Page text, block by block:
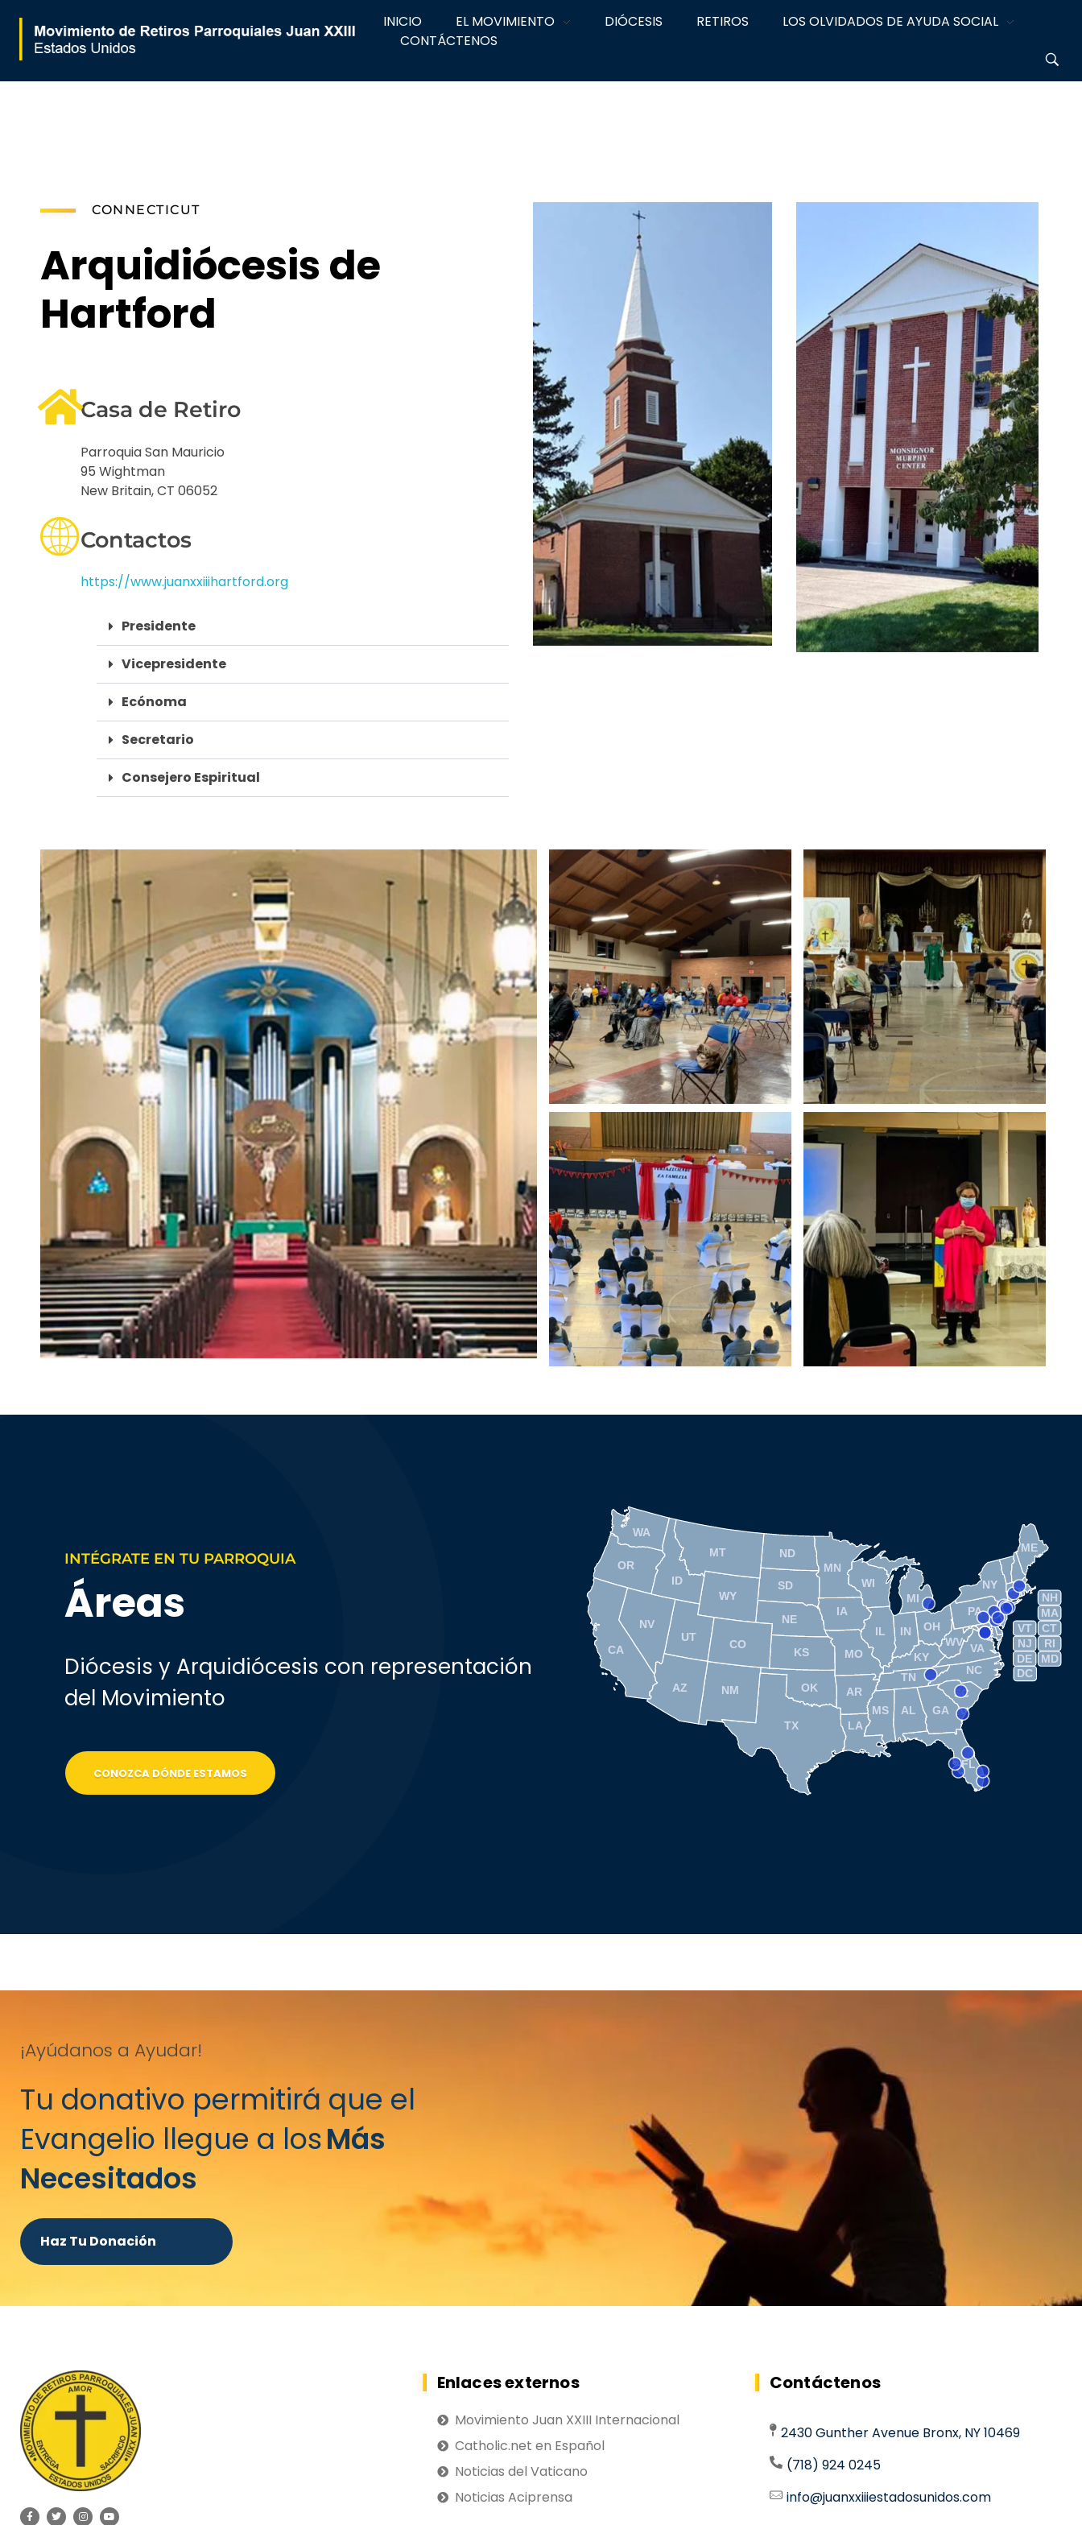
INICIO EL MOVIMIENTO DIÓCESIS RETIROS
LOS OLVIDADOS DE AYUDA SOCIAL
CONTÁCTENOS
CONNECTICUT
Arquidiócesis de
Hartford
Casa de Retiro
Parroquia San Mauricio
95 Wightman
New Britain, CT 06052
Contactos
https://www.juanxxiiihartford.org
Presidente
Vicepresidente
Ecónoma
Secretario
Consejero Espiritual
INTÉGRATE EN TU PARROQUIA
Áreas
Diócesis y Arquidiócesis con representación
del Movimiento
CONOZCA DÓNDE ESTAMOS
NH
VT
RI
NJ
DE
MD
DC
MA
CT
FL
ME
NY
PA
VA
WV
OH
IN
IL
WI
NC
TN
AR
MO
GA
SC
KY
AL
LA
MS
IA
MN
OK
TX
NM
KS
NE
SD
ND
WY
MT
CO
UT
AZ
NV
OR
WA
ID
CA
MI
¡Ayúdanos a Ayudar!
Tu donativo permitirá que el
Evangelio llegue a losMás
Necesitados
Haz Tu Donación
Enlaces externos
Movimiento Juan XXIII Internacional
Catholic.net en Español
Noticias del Vaticano
Noticias Aciprensa
Contáctenos
2430 Gunther Avenue Bronx, NY 10469
(718) 924 0245
info@juanxxiiiestadosunidos.com